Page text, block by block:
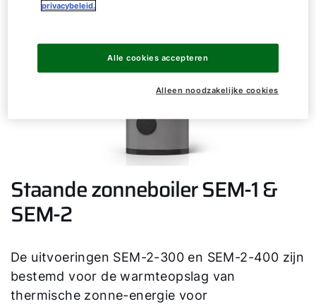
Staande zonneboiler SEM-1 &
SEM-2
De uitvoeringen SEM-2-300 en SEM-2-400 zijn
bestemd voor de warmteopslag van
thermische zonne-energie voor
privacybeleid.
Alleen noodzakelijke cookies
Alle cookies accepteren